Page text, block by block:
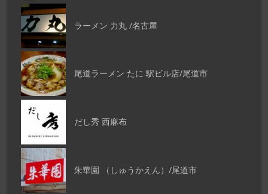
ラーメン 力丸 /名古屋
尾道ラーメン たに 駅ビル店/尾道市
だし秀 西麻布
朱華園 （しゅうかえん）/尾道市